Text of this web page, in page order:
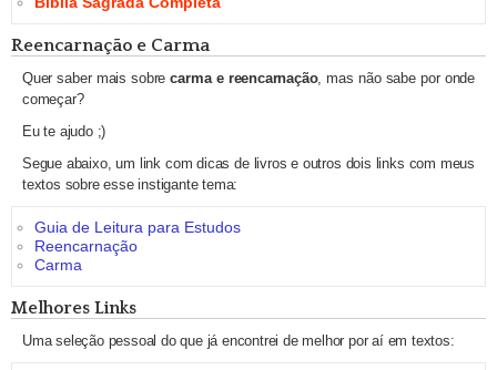
Reencarnação e Carma
Quer saber mais sobrecarma e reencarnação, mas não sabe por onde
começar?
Eu te ajudo ;)
Segue abaixo, um link com dicas de livros e outros dois links com meus
textos sobre esse instigante tema:
Guia de Leitura para Estudos
Reencarnação
Carma
Melhores Links
Uma seleção pessoal do que já encontrei de melhor por aí em textos: